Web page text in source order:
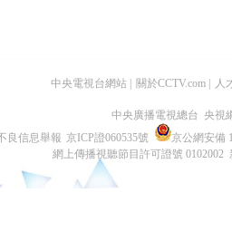
中央電視台網站 關於CCTV.com 人
中央廣播電視總台 央視
良信息舉報 京ICP證060535號
京公網安備
網上傳播視聽節目許可證號 0102002